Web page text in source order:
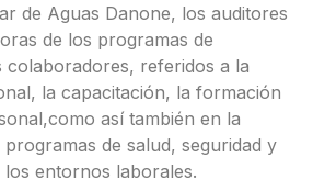
de Aguas Danone, los auditores
de los programas de
colaboradores, referidos a la
la capacitación, la formación
así también en la
de salud, seguridad y
los entornos laborales.